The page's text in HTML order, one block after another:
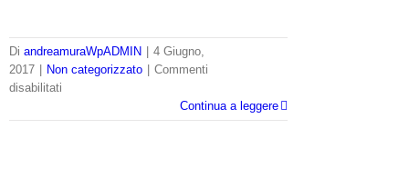
Di andreamuraWpADMIN
4 Giugno,
2017
Non categorizzato
Commenti
disabilitati
primo
Continua a leggere